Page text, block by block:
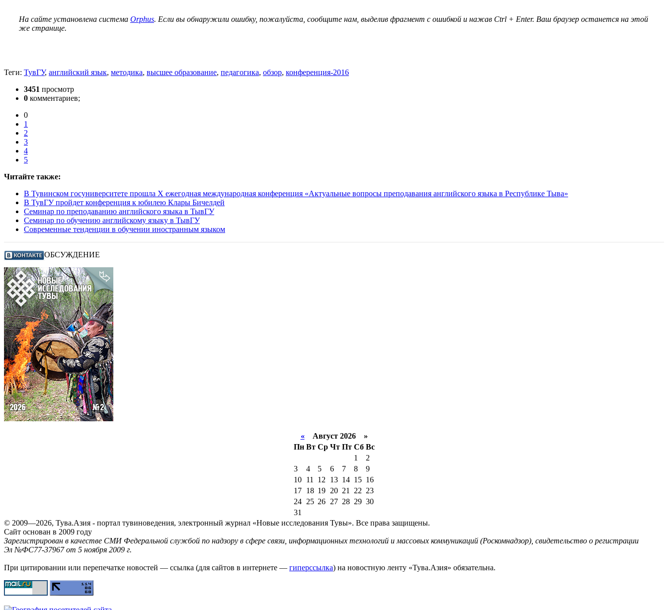
На сайте установлена система Orphus. Если вы обнаружили ошибку, пожалуйста, сообщите нам, выделив фрагмент с ошибкой и нажав Ctrl + Enter. Ваш браузер останется на этой
же странице.
Теги: ТувГУ, английский язык, методика, высшее образование, педагогика, обзор, конференция-2016
3451 просмотр
0 комментариев;
0
1
2
3
4
5
Читайте также:
В Тувинском госуниверситете прошла X ежегодная международная конференция «Актуальные вопросы преподавания английского языка в Республике Тыва»
В ТувГУ пройдет конференция к юбилею Клары Бичелдей
Семинар по преподаванию английского языка в ТывГУ
Семинар по обучению английскому языку в ТывГУ
Современные тенденции в обучении иностранным языком
ОБСУЖДЕНИЕ
«Август 2026 »
Пн Вт Ср Чт Пт Сб Вс
1
2
3
4 5 6 7 8
9
10
11 12 13 14 15 16
17
18 19 20 21 22 23
24
25 26 27 28 29 30
31
© 2009—2026, Тува.Азия - портал тувиноведения, электронный журнал «Новые исследования Тувы». Все права защищены.
Сайт основан в 2009 году
Зарегистрирован в качестве СМИ Федеральной службой по надзору в сфере связи, информационных технологий и массовых коммуникаций (Роскомнадзор), свидетельство о регистрации
Эл №ФС77-37967 от 5 ноября 2009 г.
При цитировании или перепечатке новостей — ссылка (для сайтов в интернете — гиперссылка) на новостную ленту «Тува.Азия» обязательна.